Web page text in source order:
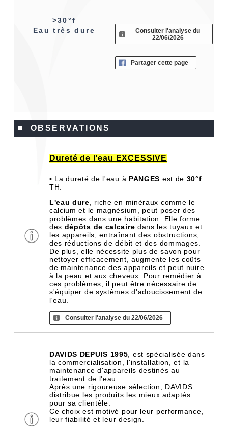
>30°f
Eau très dure
Consulter l'analyse du
22/06/2026
Partager cette page
■ OBSERVATIONS
Dureté de l'eau EXCESSIVE
▪ La dureté de l'eau à PANGES est de 30°f
TH.
L'eau dure , riche en minéraux comme le
calcium et le magnésium, peut poser des
problèmes dans une habitation. Elle forme
des dépôts de calcaire dans les tuyaux et
les appareils, entraînant des obstructions,
des réductions de débit et des dommages.
De plus, elle nécessite plus de savon pour
nettoyer efficacement, augmente les coûts
de maintenance des appareils et peut nuire
à la peau et aux cheveux. Pour remédier à
ces problèmes, il peut être nécessaire de
s'équiper de systèmes d'adoucissement de
l'eau.
Consulter l'analyse du 22/06/2026
DAVIDS DEPUIS 1995 , est spécialisée dans
la commercialisation, l'installation, et la
maintenance d'appareils destinés au
traitement de l'eau.
Après une rigoureuse sélection, DAVIDS
distribue les produits les mieux adaptés
pour sa clientèle.
Ce choix est motivé pour leur performance,
leur fiabilité et leur design.